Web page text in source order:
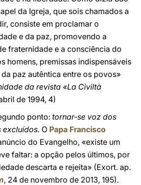
da Igreja, que sois chamados a
consiste em proclamar o
e da paz, promovendo a
fraternidade e a consciência do
homens, premissas indispensáveis
paz autêntica entre os povos»
da revista «La Civiltà
de 1994, 4)
ponto: tornar-se voz dos
excluídos. O Papa Francisco
do Evangelho, «existe um
faltar: a opção pelos últimos, por
descarta e rejeita» (Exort. ap.
, 24 de novembro de 2013, 195).